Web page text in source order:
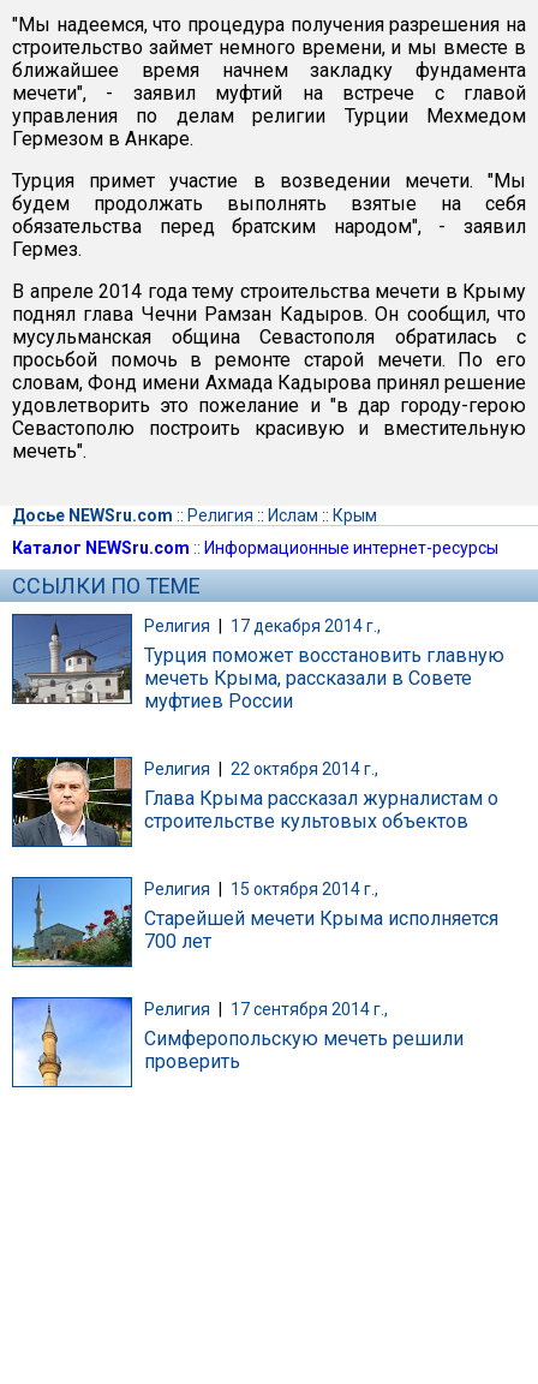
"Мы надеемся, что процедура получения разрешения на
строительство займет немного времени, и мы вместе в
ближайшее время начнем закладку фундамента
мечети", - заявил муфтий на встрече с главой
управления по делам религии Турции Мехмедом
Гермезом в Анкаре.
Турция примет участие в возведении мечети. "Мы
будем продолжать выполнять взятые на себя
обязательства перед братским народом", - заявил
Гермез.
В апреле 2014 года тему строительства мечети в Крыму
поднял глава Чечни Рамзан Кадыров. Он сообщил, что
мусульманская община Севастополя обратилась с
просьбой помочь в ремонте старой мечети. По его
словам, Фонд имени Ахмада Кадырова принял решение
удовлетворить это пожелание и "в дар городу-герою
Севастополю построить красивую и вместительную
мечеть".
Досье NEWSru.com :: Религия :: Ислам :: Крым
Каталог NEWSru.com :: Информационные интернет-ресурсы
ССЫЛКИ ПО ТЕМЕ
Религия | 17 декабря 2014 г.,
Турция поможет восстановить главную
мечеть Крыма, рассказали в Совете
муфтиев России
Религия 22 октября 2014 г.,
Глава Крыма рассказал журналистам о
строительстве культовых объектов
Религия 15 октября 2014 г.,
Старейшей мечети Крыма исполняется
700 лет
Религия 17 сентября 2014 г.,
Симферопольскую мечеть решили
проверить